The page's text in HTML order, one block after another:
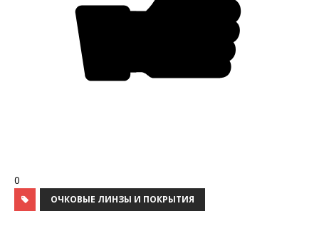
0
ОЧКОВЫЕ ЛИНЗЫ И ПОКРЫТИЯ